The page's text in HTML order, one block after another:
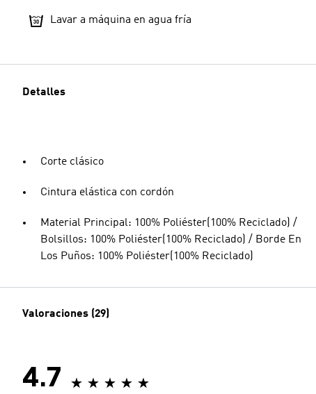
Lavar a máquina en agua fría
Detalles
Corte clásico
Cintura elástica con cordón
Material Principal: 100% Poliéster(100% Reciclado) /
Bolsillos: 100% Poliéster(100% Reciclado) / Borde En
Los Puños: 100% Poliéster(100% Reciclado)
Valoraciones (29)
4.7